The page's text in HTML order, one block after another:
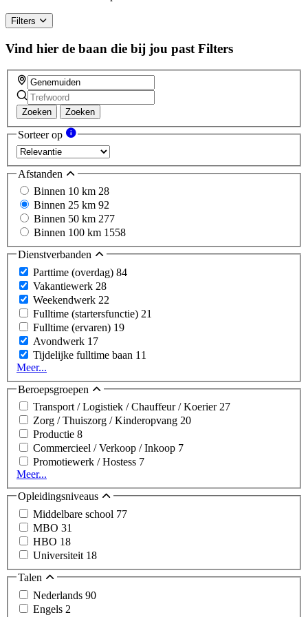
Filters
Vind hier de baan die bij jou past Filters
Zoeken Zoeken
Sorteer op
Afstanden
Binnen 10 km 28
Binnen 25 km 92
Binnen 50 km 277
Binnen 100 km 1558
Dienstverbanden
Parttime (overdag) 84
Vakantiewerk 28
Weekendwerk 22
Fulltime (startersfunctie) 21
Fulltime (ervaren) 19
Avondwerk 17
Tijdelijke fulltime baan 11
Meer...
Beroepsgroepen
Transport / Logistiek / Chauffeur / Koerier27
Zorg / Thuiszorg / Kinderopvang 20
Productie 8
Commercieel / Verkoop / Inkoop 7
Promotiewerk / Hostess 7
Meer...
Opleidingsniveaus
Middelbare school 77
MBO 31
HBO 18
Universiteit 18
Talen
Nederlands 90
Engels 2